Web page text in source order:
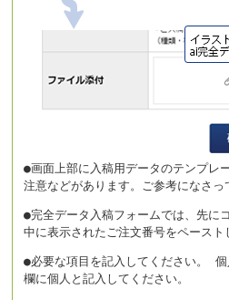
●画面上部に入稿用データのテンプレ
注意などがあります。ご参考になさっ
●完全データ入稿フォームでは、先に
中に表示されたご注文番号をペースト
●必要な項目を記入してください。
欄に個人と記入してください。